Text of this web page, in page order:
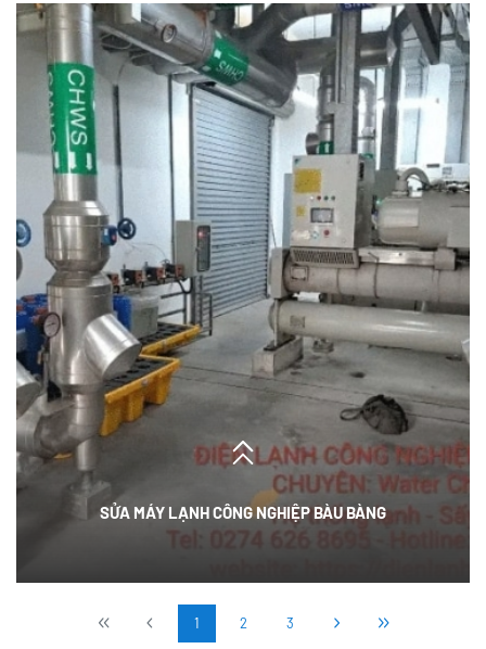
SỬA MÁY LẠNH CÔNG NGHIỆP BÀU BÀNG
1 2 3